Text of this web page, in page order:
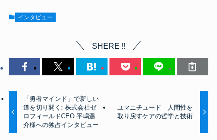
インタビュー
SHERE !!
「勇者マインド」で新しい
道を切り開く: 株式会社ゼ
ロフィールドCEO 平嶋遥
介様への独占インタビュー
ユマニチュード 人間性を
取り戻すケアの哲学と技術